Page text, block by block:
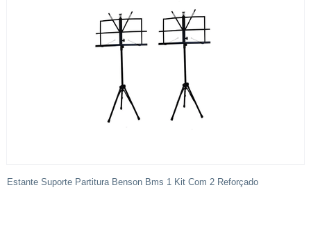
Estante Suporte Partitura Benson Bms 1 Kit Com 2 Reforçado